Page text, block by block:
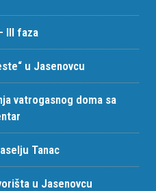
III faza
u Jasenovcu
vatrogasnog doma sa
Tanac
u Jasenovcu